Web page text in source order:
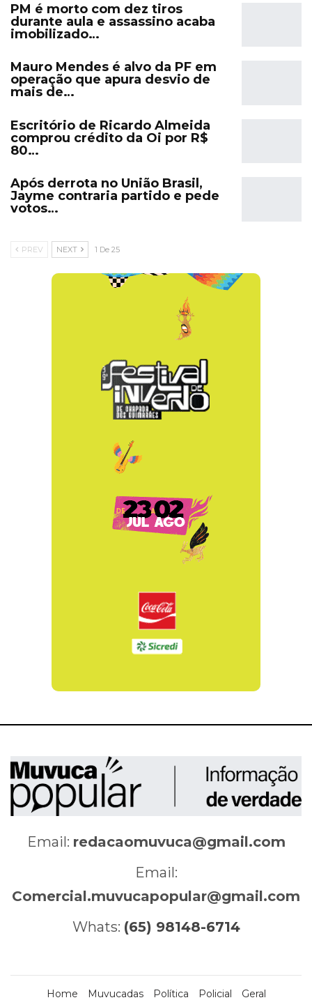
PM é morto com dez tiros
durante aula e assassino acaba
imobilizado…
Mauro Mendes é alvo da PF em
operação que apura desvio de
mais de…
Escritório de Ricardo Almeida
comprou crédito da Oi por R$
80…
Após derrota no União Brasil,
Jayme contraria partido e pede
votos…
PREV NEXT 1 De 25
Email: redacaomuvuca@gmail.com
Email:
Comercial.muvucapopular@gmail.com
Whats: (65) 98148-6714
Home Muvucadas Política Policial Geral